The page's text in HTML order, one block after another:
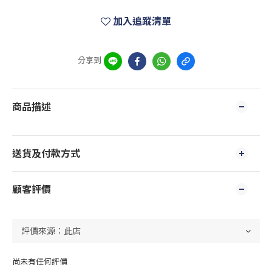
加入追蹤清單
分享到
商品描述
送貨及付款方式
顧客評價
尚未有任何評價